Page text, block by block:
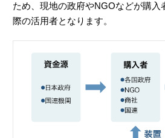
ため、現地の政府やNGOなどが購入
際の活用者となります。